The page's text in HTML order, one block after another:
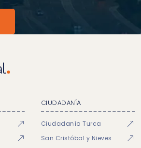
CIUDADANÍA
Ciudadanía Turca
San Cristóbal y Nieves